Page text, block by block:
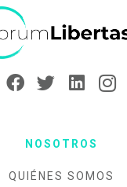
NOSOTROS
QUIÉNES SOMOS